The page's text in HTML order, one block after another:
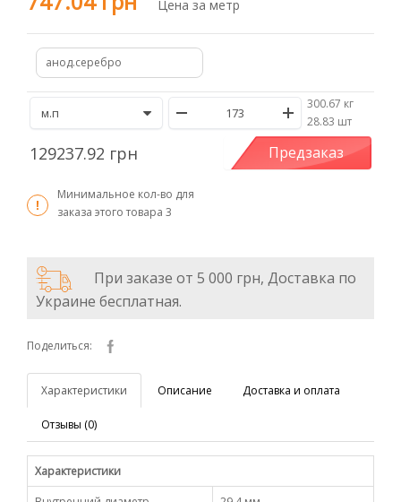
Цена за метр
анод.серебро
300.67 кг
/28.83 шт
129237.92 грн Предзаказ
Минимальное кол-во для
заказа этого товара 3
При заказе от 5 000 грн, Доставка по
Украине бесплатная.
Поделиться:
Характеристики Описание Доставка и оплата
Отзывы (0)
Характеристики